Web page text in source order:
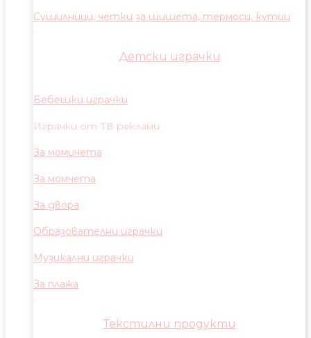
Сушилници, четки за шишета, термоси, кутии
Детски играчки
Бебешки играчки
Играчки от ТВ реклами
За момичета
За момчета
За двора
Образователни играчки
Музикални играчки
За плажа
Текстилни продукти